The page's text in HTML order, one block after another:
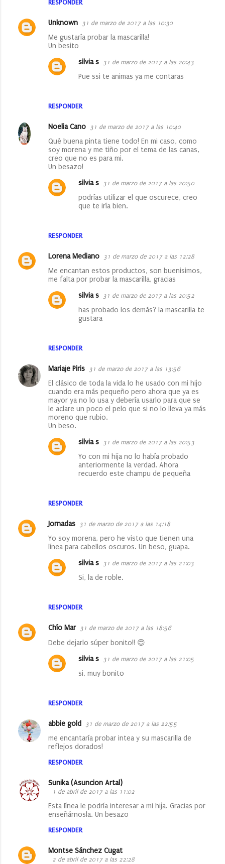
i
RESPONDER
Unknown 31 de marzo de 2017 a las 10:30
Me gustaría probar la mascarilla!
Un besito
RESPONDER
silvia s 31 de marzo de 2017 a las 20:43
Pue ssi te animas ya me contaras
Noelia Cano 31 de marzo de 2017 a las 10:40
Qué buena pinta tiene todo! En mi caso, como
soy morena y me tiño por el tema de las canas,
creo que no es para mi.
Un besazo!
RESPONDER
silvia s 31 de marzo de 2017 a las 20:50
podrías utilizar el que oscurece, creo
que te iría bien.
Lorena Mediano 31 de marzo de 2017 a las 12:28
Me encantan estos productos, son buenisimos,
me falta por probar la mascarilla, gracias
RESPONDER
silvia s 31 de marzo de 2017 a las 20:52
has probado los demás? la mascarilla te
gustara
Mariaje Piris 31 de marzo de 2017 a las 13:56
El clásico de toda la vida lo he usado con mi hijo
cuando era más pequeño pero ahora que ya es
mayor ya no lo usa y debería usarlo para que se
le aclare un poco el pelo que si no lo lleva ya más
moreno que rubio.
Un beso.
RESPONDER
silvia s 31 de marzo de 2017 a las 20:53
Yo con mi hija no lo había probado
anteriormente la verdad. Ahora
recuerdo este champu de pequeña
Jornadas 31 de marzo de 2017 a las 14:18
Yo soy morena, pero he visto que tienen una
línea para cabellos oscuros. Un beso, guapa.
RESPONDER
silvia s 31 de marzo de 2017 a las 21:03
Si, la de roble.
Chío Mar 31 de marzo de 2017 a las 18:56
Debe dejarlo súper bonito!! 😍
RESPONDER
silvia s 31 de marzo de 2017 a las 21:05
si, muy bonito
abbie gold 31 de marzo de 2017 a las 22:55
me encantaría probar intea y su mascarilla de
reflejos dorados!
RESPONDER
Sunika (Asuncion Artal)
1 de abril de 2017 a las 11:02
Esta línea le podría interesar a mi hija. Gracias por
enseñárnosla. Un besazo
RESPONDER
Montse Sánchez Cugat
2 de abril de 2017 a las 22:28